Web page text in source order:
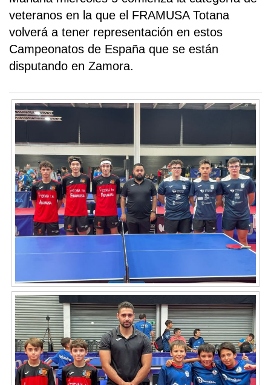
veteranos en la que el FRAMUSA Totana
volverá a tener representación en estos
Campeonatos de España que se están
disputando en Zamora.